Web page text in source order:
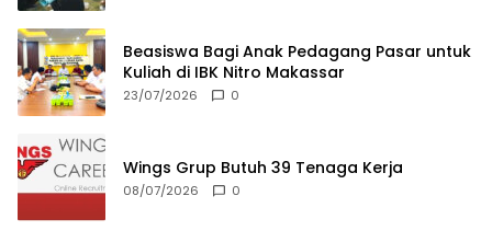
Beasiswa Bagi Anak Pedagang Pasar untuk
Kuliah di IBK Nitro Makassar
23/07/2026 0
Wings Grup Butuh 39 Tenaga Kerja
08/07/2026 0